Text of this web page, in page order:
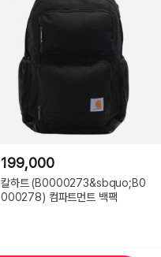
199,000
칼하트 (B0000273&sbquo;B0
000278) 컴파트먼트 백팩